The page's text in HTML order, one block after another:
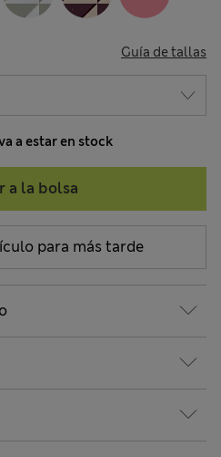
Guía de tallas
a estar en stock
a la bolsa
para más tarde